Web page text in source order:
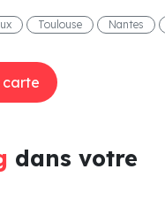
Toulouse Nantes
dans votre